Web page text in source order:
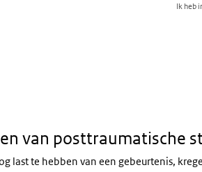
Ik heb
van posttraumatische
last te hebben van een gebeurtenis,